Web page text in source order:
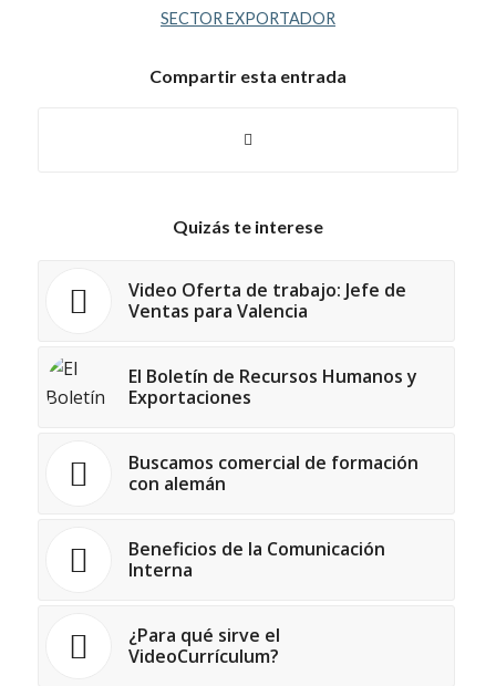
SECTOR EXPORTADOR
Compartir esta entrada
Quizás te interese
Video Oferta de trabajo: Jefe de
Ventas para Valencia
El Boletín de Recursos Humanos y
Exportaciones
Buscamos comercial de formación
con alemán
Beneficios de la Comunicación
Interna
¿Para qué sirve el
VideoCurrículum?